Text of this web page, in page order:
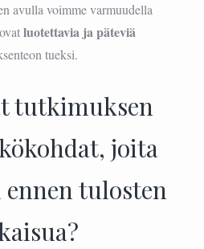
avulla voimme varmuudella
luotettavia ja päteviä
tueksi.
tutkimuksen
joita
tulosten